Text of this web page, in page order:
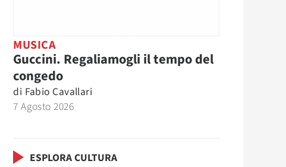
MUSICA
Guccini. Regaliamogli il tempo del
congedo
di Fabio Cavallari
7 Agosto 2026
ESPLORA CULTURA